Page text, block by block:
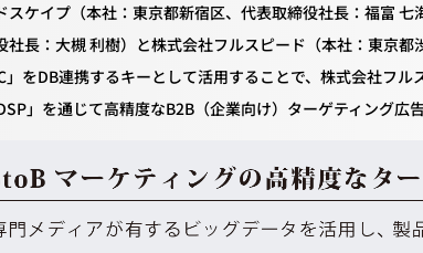
スケイプ（本社：東京都新宿区、代表取締役社長：福富
社長：大槻 利樹）と株式会社フルスピード（本社：東京
」をDB連携するキーとして活用することで、株式会社フ
DSP」を通じて高精度なB2B（企業向け）ターゲティング広